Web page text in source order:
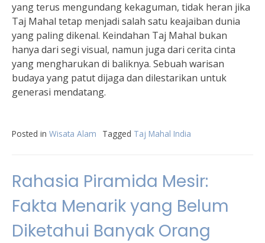
yang terus mengundang kekaguman, tidak heran jika
Taj Mahal tetap menjadi salah satu keajaiban dunia
yang paling dikenal. Keindahan Taj Mahal bukan
hanya dari segi visual, namun juga dari cerita cinta
yang mengharukan di baliknya. Sebuah warisan
budaya yang patut dijaga dan dilestarikan untuk
generasi mendatang.
Posted in Wisata Alam Tagged Taj Mahal India
Rahasia Piramida Mesir:
Fakta Menarik yang Belum
Diketahui Banyak Orang